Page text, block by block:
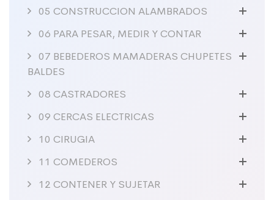
05 CONSTRUCCION ALAMBRADOS
06 PARA PESAR, MEDIR Y CONTAR
07 BEBEDEROS MAMADERAS CHUPETES
BALDES
08 CASTRADORES
09 CERCAS ELECTRICAS
10 CIRUGIA
11 COMEDEROS
12 CONTENER Y SUJETAR